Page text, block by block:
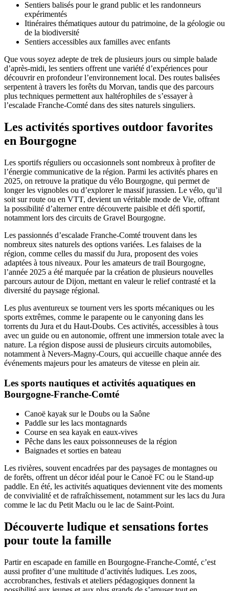
Sentiers balisés pour le grand public et les randonneurs
expérimentés
Itinéraires thématiques autour du patrimoine, de la géologie ou
de la biodiversité
Sentiers accessibles aux familles avec enfants
Que vous soyez adepte de trek de plusieurs jours ou simple balade
d’après-midi, les sentiers offrent une variété d’expériences pour
découvrir en profondeur l’environnement local. Des routes balisées
serpentent à travers les forêts du Morvan, tandis que des parcours
plus techniques permettent aux haltérophiles de s’essayer à
l’escalade Franche-Comté dans des sites naturels singuliers.
Les activités sportives outdoor favorites
en Bourgogne
Les sportifs réguliers ou occasionnels sont nombreux à profiter de
l’énergie communicative de la région. Parmi les activités phares en
2025, on retrouve la pratique du vélo Bourgogne, qui permet de
longer les vignobles ou d’explorer le massif jurassien. Le vélo, qu’il
soit sur route ou en VTT, devient un véritable mode de Vie, offrant
la possibilité d’alterner entre découverte paisible et défi sportif,
notamment lors des circuits de Gravel Bourgogne.
Les passionnés d’escalade Franche-Comté trouvent dans les
nombreux sites naturels des options variées. Les falaises de la
région, comme celles du massif du Jura, proposent des voies
adaptées à tous niveaux. Pour les amateurs de trail Bourgogne,
l’année 2025 a été marquée par la création de plusieurs nouvelles
parcours autour de Dijon, mettant en valeur le relief contrasté et la
diversité du paysage régional.
Les plus aventureux se tournent vers les sports mécaniques ou les
sports extrêmes, comme le parapente ou le canyoning dans les
torrents du Jura et du Haut-Doubs. Ces activités, accessibles à tous
avec un guide ou en autonomie, offrent une immersion totale avec la
nature. La région dispose aussi de plusieurs circuits automobiles,
notamment à Nevers-Magny-Cours, qui accueille chaque année des
événements majeurs pour les amateurs de vitesse en plein air.
Les sports nautiques et activités aquatiques en
Bourgogne-Franche-Comté
Canoë kayak sur le Doubs ou la Saône
Paddle sur les lacs montagnards
Course en sea kayak en eaux-vives
Pêche dans les eaux poissonneuses de la région
Baignades et sorties en bateau
Les rivières, souvent encadrées par des paysages de montagnes ou
de forêts, offrent un décor idéal pour le Canoë FC ou le Stand-up
paddle. En été, les activités aquatiques deviennent vite des moments
de convivialité et de rafraîchissement, notamment sur les lacs du Jura
comme le lac du Petit Maclu ou le lac de Saint-Point.
Découverte ludique et sensations fortes
pour toute la famille
Partir en escapade en famille en Bourgogne-Franche-Comté, c’est
aussi profiter d’une multitude d’activités ludiques. Les zoos,
accrobranches, festivals et ateliers pédagogiques donnent la